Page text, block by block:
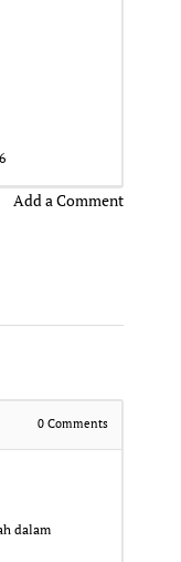
Add a Comment
0Comments
dalam